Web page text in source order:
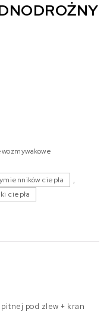
ciepła
,
ciepła
pod zlew + kran